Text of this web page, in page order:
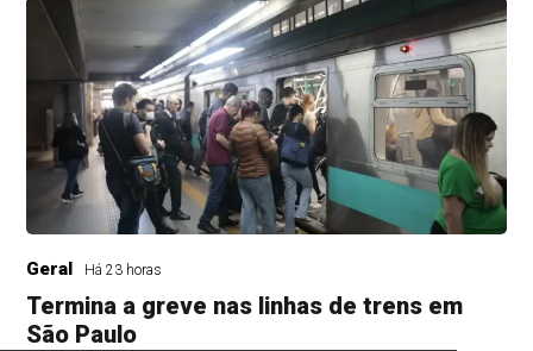
Geral Há 23 horas
Termina a greve nas linhas de trens em
São Paulo